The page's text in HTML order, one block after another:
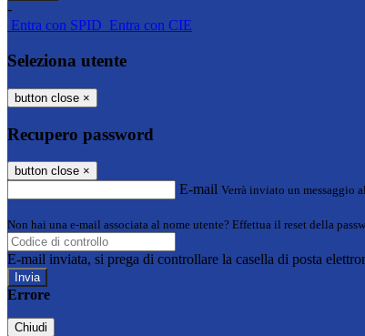
-
Entra con SPID Entra con CIE
Seleziona utente
button close ×
Recupero password
button close ×
E-mail Verrà inviato un messaggio
Non hai una e-mail associata al nome utente? Effettua il reset della
E-mail inviata, si prega di controllare la casella di posta
Errore
Chiudi